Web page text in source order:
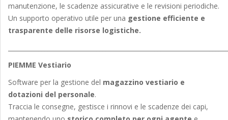
manutenzione, le scadenze assicurative e le revisioni periodiche.
Un supporto operativo utile per una gestione efficiente e
trasparente delle risorse logistiche.
PIEMME Vestiario
Software per la gestione del magazzino vestiario e
dotazioni del personale.
Traccia le consegne, gestisce i rinnovi e le scadenze dei capi,